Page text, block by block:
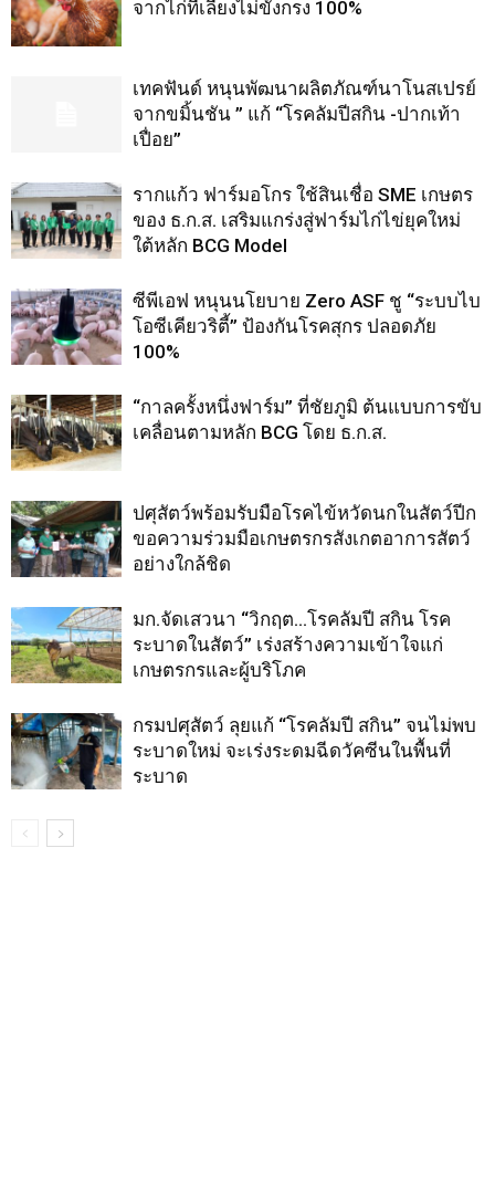
จากไก่ที่เลี้ยงไม่ขังกรง 100%
เทคฟันด์ หนุนพัฒนาผลิตภัณฑ์นาโนสเปรย์
จากขมิ้นชัน ” แก้ “โรคลัมปีสกิน -ปากเท้า
เปื่อย”
รากแก้ว ฟาร์มอโกร ใช้สินเชื่อ SME เกษตร
ของ ธ.ก.ส. เสริมแกร่งสู่ฟาร์มไก่ไข่ยุคใหม่
ใต้หลัก BCG Model
ซีพีเอฟ หนุนนโยบาย Zero ASF ชู “ระบบไบ
โอซีเคียวริตี้” ป้องกันโรคสุกร ปลอดภัย
100%
“กาลครั้งหนึ่งฟาร์ม” ที่ชัยภูมิ ต้นแบบการขับ
เคลื่อนตามหลัก BCG โดย ธ.ก.ส.
ปศุสัตว์พร้อมรับมือโรคไข้หวัดนกในสัตว์ปีก
ขอความร่วมมือเกษตรกรสังเกตอาการสัตว์
อย่างใกล้ชิด
มก.จัดเสวนา “วิกฤต…โรคลัมปี สกิน โรค
ระบาดในสัตว์” เร่งสร้างความเข้าใจแก่
เกษตรกรและผู้บริโภค
กรมปศุสัตว์ ลุยแก้ “โรคลัมปี สกิน” จนไม่พบ
ระบาดใหม่ จะเร่งระดมฉีดวัคซีนในพื้นที่
ระบาด